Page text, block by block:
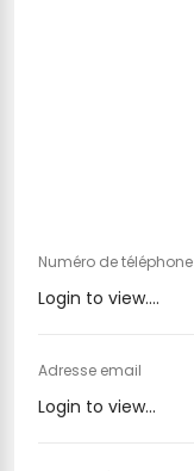
Numéro de téléphone
Login to view....
Adresse email
Login to view...